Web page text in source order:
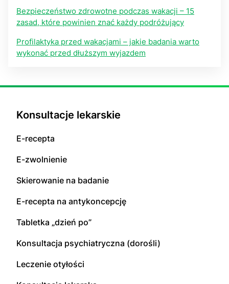
Bezpieczeństwo zdrowotne podczas wakacji – 15
zasad, które powinien znać każdy podróżujący
Profilaktyka przed wakacjami – jakie badania warto
wykonać przed dłuższym wyjazdem
Konsultacje lekarskie
E-recepta
E-zwolnienie
Skierowanie na badanie
E-recepta na antykoncepcję
Tabletka „dzień po”
Konsultacja psychiatryczna (dorośli)
Leczenie otyłości